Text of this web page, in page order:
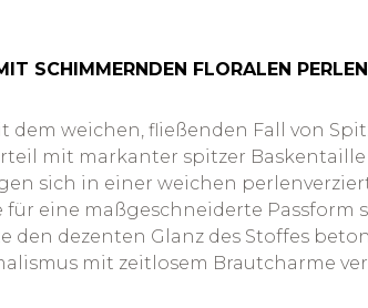
SCHIMMERNDEN FLORALEN
dem weichen, fließenden Fall von
mit markanter spitzer
sich in einer weichen
für eine maßgeschneiderte
dezenten Glanz des Stoffes
mit zeitlosem Brautcharme